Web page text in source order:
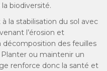
biodiversité.
la stabilisation du sol avec
l’érosion et
décomposition des feuilles
ou maintenir un
renforce donc la santé et